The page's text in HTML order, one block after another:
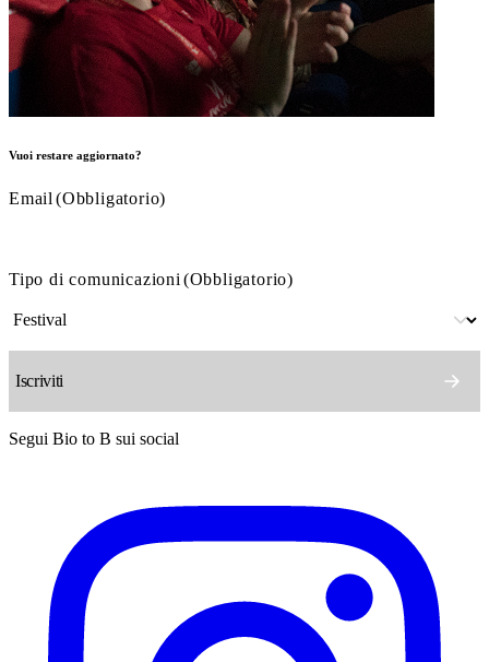
Vuoi restare aggiornato?
Email (Obbligatorio)
Tipo di comunicazioni (Obbligatorio)
Segui Bio to B sui social